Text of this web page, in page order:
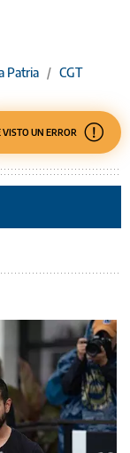
Patria / CGT
VISTO UN ERROR